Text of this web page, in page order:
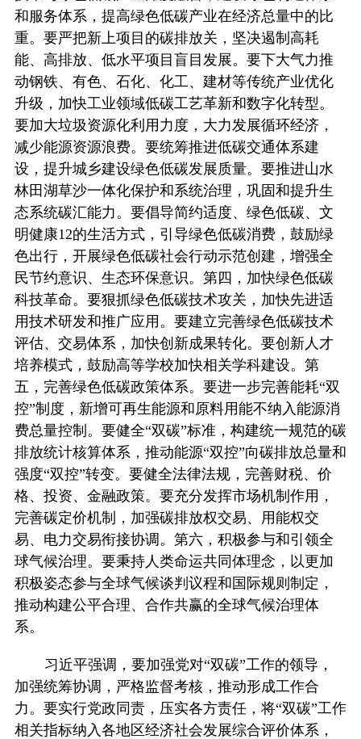
和服务体系，提高绿色低碳产业在经济总量中的比
重。要严把新上项目的碳排放关，坚决遏制高耗
能、高排放、低水平项目盲目发展。要下大气力推
动钢铁、有色、石化、化工、建材等传统产业优化
升级，加快工业领域低碳工艺革新和数字化转型。
要加大垃圾资源化利用力度，大力发展循环经济，
减少能源资源浪费。要统筹推进低碳交通体系建
设，提升城乡建设绿色低碳发展质量。要推进山水
林田湖草沙一体化保护和系统治理，巩固和提升生
态系统碳汇能力。要倡导简约适度、绿色低碳、文
明健康12的生活方式，引导绿色低碳消费，鼓励绿
色出行，开展绿色低碳社会行动示范创建，增强全
民节约意识、生态环保意识。第四，加快绿色低碳
科技革命。要狠抓绿色低碳技术攻关，加快先进适
用技术研发和推广应用。要建立完善绿色低碳技术
评估、交易体系，加快创新成果转化。要创新人才
培养模式，鼓励高等学校加快相关学科建设。第
五，完善绿色低碳政策体系。要进一步完善能耗“双
控”制度，新增可再生能源和原料用能不纳入能源消
费总量控制。要健全“双碳”标准，构建统一规范的碳
排放统计核算体系，推动能源“双控”向碳排放总量和
强度“双控”转变。要健全法律法规，完善财税、价
格、投资、金融政策。要充分发挥市场机制作用，
完善碳定价机制，加强碳排放权交易、用能权交
易、电力交易衔接协调。第六，积极参与和引领全
球气候治理。要秉持人类命运共同体理念，以更加
积极姿态参与全球气候谈判议程和国际规则制定，
推动构建公平合理、合作共赢的全球气候治理体
系。
习近平强调，要加强党对“双碳”工作的领导，
加强统筹协调，严格监督考核，推动形成工作合
力。要实行党政同责，压实各方责任，将“双碳”工作
相关指标纳入各地区经济社会发展综合评价体系，